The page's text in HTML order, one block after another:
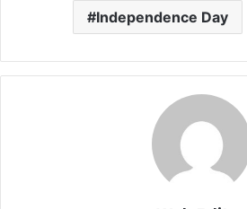
Independence Day